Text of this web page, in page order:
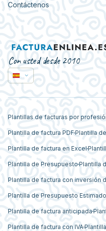
Contáctenos
Con usted desde 2010
Plantillas de facturas por
Plantilla de factura PDF Plantilla
Plantilla de factura en Excel
Plantilla de Presupuesto Plantilla
Plantilla de factura con inversión
Plantilla de Presupuesto Estimado
Plantilla de factura anticipada
Plantilla de factura con IVA